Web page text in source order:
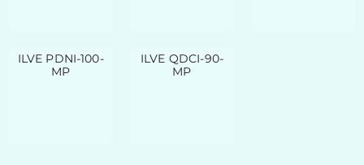
ILVE PDNI-100-
MP
ILVE QDCI-90-
MP